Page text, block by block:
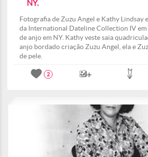
NY.
Fotografia de Zuzu Angel e Kathy Lindsay
da International Dateline Collection IV
de anjo em NY. Kathy veste saia
anjo bordado criação Zuzu Angel, ela e
de pele.
2